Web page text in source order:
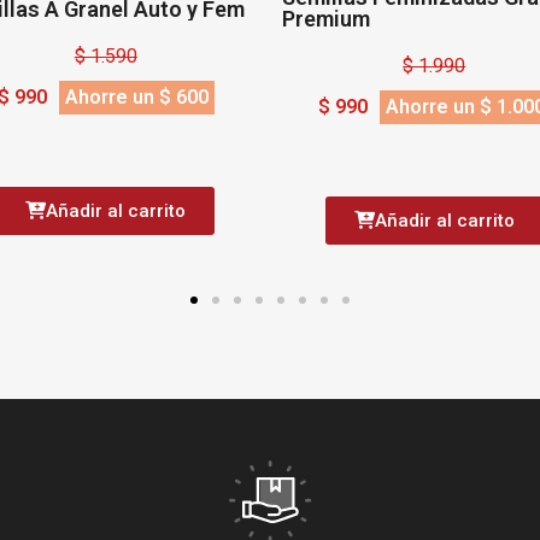
$ 1.990
$ 990
Ahorre un $ 1.000
Añadir al carrito
– Insecticida Natural y
$ 3.490
$ 2.990
Ahorre un $
Añadir al